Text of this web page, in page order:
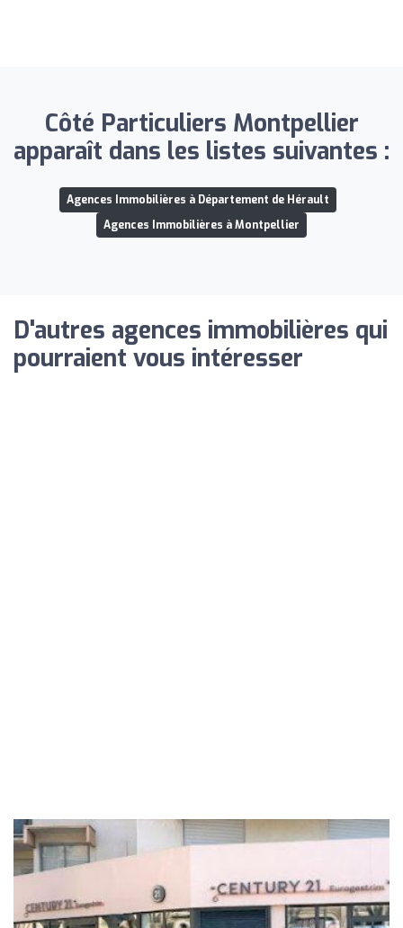
Côté Particuliers Montpellier
apparaît dans les listes suivantes :
Agences Immobilières à Département de Hérault
Agences Immobilières à Montpellier
D'autres agences immobilières qui
pourraient vous intéresser